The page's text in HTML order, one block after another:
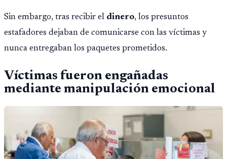
Sin embargo, tras recibir el dinero, los presuntos
estafadores dejaban de comunicarse con las víctimas y
nunca entregaban los paquetes prometidos.
Víctimas fueron engañadas
mediante manipulación emocional